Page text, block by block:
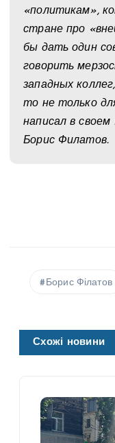
«политикам»,
стране про
бы дать один
говорить
западных
то не только
написал в
Борис Филатов.
Борис Філатов
Схожі новини